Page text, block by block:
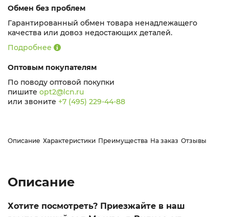
Обмен без проблем
Гарантированный обмен товара ненадлежащего
качества или довоз недостающих деталей.
Подробнее
Оптовым покупателям
По поводу оптовой покупки
пишите opt2@lcn.ru
или звоните +7 (495) 229-44-88
Описание Характеристики Преимущества На заказ Отзывы
Описание
Хотите посмотреть? Приезжайте в наш